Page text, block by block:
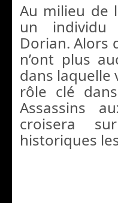
Au milieu de
un individu
Dorian. Alors
n’ont plus
dans laquelle
rôle clé
Assassins
croisera
historiques